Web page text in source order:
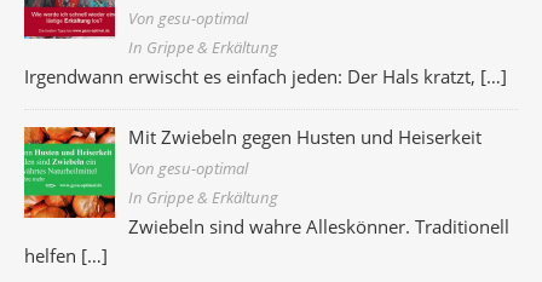
Von gesu-optimal
In Grippe & Erkältung
Irgendwann erwischt es einfach jeden: Der Hals kratzt, […]
Mit Zwiebeln gegen Husten und Heiserkeit
Von gesu-optimal
In Grippe & Erkältung
Zwiebeln sind wahre Alleskönner. Traditionell
helfen […]